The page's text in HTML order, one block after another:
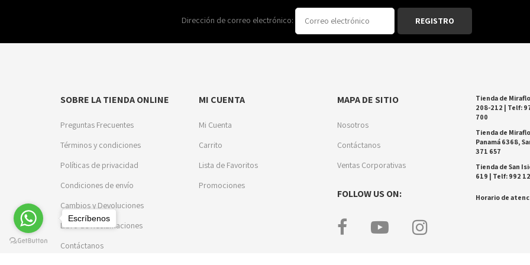
Dirección de correo electrónico:
SOBRE LA TIENDA ONLINE
Preguntas Frecuentes
Términos y condiciones
Políticas de privacidad
Condiciones de envío
Cambios y Devoluciones
Libro de Reclamaciones
Contáctanos
MI CUENTA
Mi Cuenta
Carrito
Lista de Favoritos
Promociones
MAPA DE SITIO
Nosotros
Contáctanos
Ventas Corporativas
FOLLOW US ON:
Tienda de
208-212 | Telf:
700
Tienda de
Panamá 6368,
371 657
Tienda de San
619 | Telf: 992
Horario de
Escríbenos